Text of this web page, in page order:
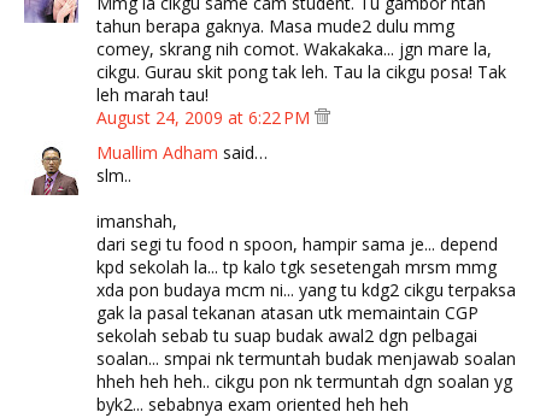
tahun berapa gaknya. Masa mude2 dulu mmg
comey, skrang nih comot. Wakakaka... jgn mare la,
cikgu. Gurau skit pong tak leh. Tau la cikgu posa! Tak
leh marah tau!
August 24, 2009 at 6:22 PM
Muallim Adham said…
slm..
imanshah,
dari segi tu food n spoon, hampir sama je... depend
kpd sekolah la... tp kalo tgk sesetengah mrsm mmg
xda pon budaya mcm ni... yang tu kdg2 cikgu terpaksa
gak la pasal tekanan atasan utk memaintain CGP
sekolah sebab tu suap budak awal2 dgn pelbagai
soalan... smpai nk termuntah budak menjawab soalan
hheh heh heh.. cikgu pon nk termuntah dgn soalan yg
byk2... sebabnya exam oriented heh heh